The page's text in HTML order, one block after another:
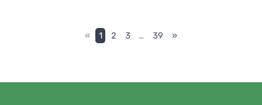
« 1 2 3 … 39 »